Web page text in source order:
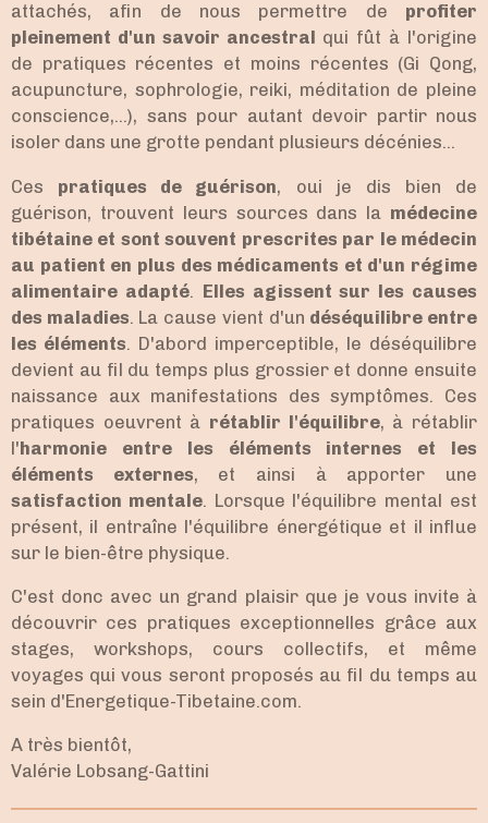
attachés, afin de nous permettre de profiter
pleinement d'un savoir ancestral
qui fût à l'origine
de pratiques récentes et moins récentes (Gi Qong,
acupuncture, sophrologie, reiki, méditation de pleine
conscience,...), sans pour autant devoir partir nous
isoler dans une grotte pendant plusieurs décénies...
Ces pratiques de guérison, oui je dis bien de
guérison, trouvent leurs sources dans la médecine
tibétaine et sont souvent prescrites par le médecin
au patient en plus des médicaments et d'un régime
alimentaire adapté. Elles agissent sur les causes
des maladies. La cause vient d'un déséquilibre entre
les éléments. D'abord imperceptible, le déséquilibre
devient au fil du temps plus grossier et donne ensuite
naissance aux manifestations des symptômes. Ces
pratiques oeuvrent à rétablir l'équilibre, à rétablir
l'harmonie entre les éléments internes et les
éléments externes, et ainsi à apporter une
satisfaction mentale. Lorsque l'équilibre mental est
présent, il entraîne l'équilibre énergétique et il influe
sur le bien-être physique.
C'est donc avec un grand plaisir que je vous invite à
découvrir ces pratiques exceptionnelles grâce aux
stages, workshops, cours collectifs, et même
voyages qui vous seront proposés au fil du temps au
sein d'Energetique-Tibetaine.com.
A très bientôt,
Valérie Lobsang-Gattini